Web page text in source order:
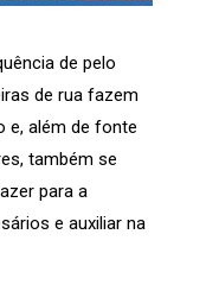
de pelo
de rua fazem
e, além de fonte
também se
para a
e auxiliar na